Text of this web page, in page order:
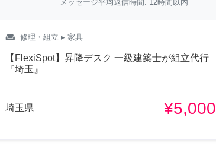
メッセージ平均返信時間: 12時間以内
weekend 修理・組立 ▸ 家具
【FlexiSpot】昇降デスク 一級建築士が組立代行
『埼玉』
埼玉県 ¥5,000